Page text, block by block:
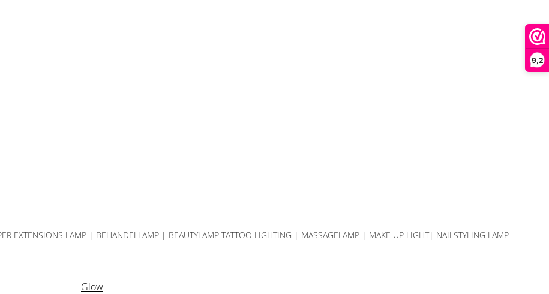
9,2
EXTENSIONS LAMP | BEHANDELLAMP | BEAUTYLAMP TATTOO LIGHTING | MASSAGELAMP | MAKE UP LIGHT| NAILSTYLING LAMP
Glow